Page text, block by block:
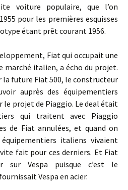
voiture populaire, que l’on
pour les premières esquisses
étant prêt courant 1956.
Fiat qui occupait une
marché italien, a écho du projet.
la future Fiat 500, le constructeur
auprès des équipementiers
projet de Piaggio. Le deal était
qui traitent avec Piaggio
de Fiat annulées, et quand on
italiens vivaient
fait pour ces derniers. Et Fiat
sur Vespa puisque c’est le
Vespa en acier.